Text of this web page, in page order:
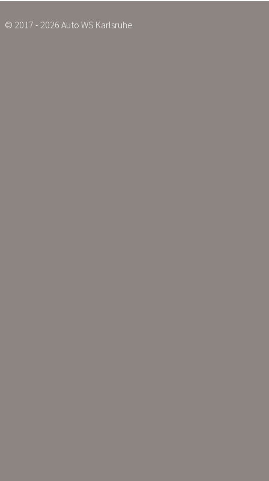
© 2017 - 2026 Auto WS Karlsruhe